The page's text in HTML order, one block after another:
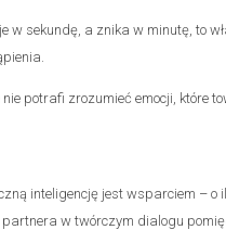
w sekundę, a znika w minutę, to
potrafi zrozumieć emocji, które
inteligencję jest wsparciem –
w twórczym dialogu